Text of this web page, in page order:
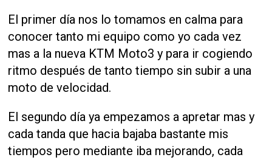
El primer día nos lo tomamos en calma para
conocer tanto mi equipo como yo cada vez
mas a la nueva KTM Moto3 y para ir cogiendo
ritmo después de tanto tiempo sin subir a una
moto de velocidad.
El segundo día ya empezamos a apretar mas y
cada tanda que hacia bajaba bastante mis
tiempos pero mediante iba mejorando, cada